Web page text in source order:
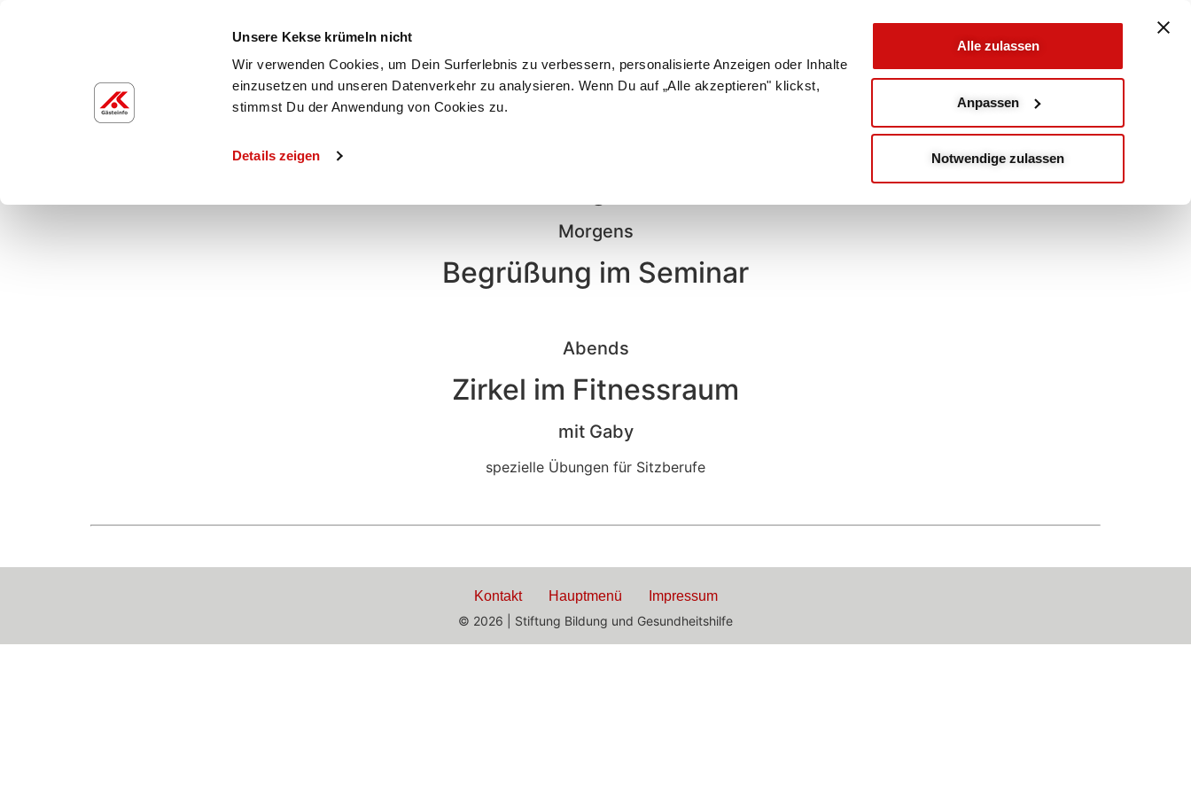
Unsere Kekse krümeln nicht
Wir verwenden Cookies, um Dein Surferlebnis zu verbessern, personalisierte Anzeigen oder Inhalte
einzusetzen und unseren Datenverkehr zu analysieren. Wenn Du auf „Alle akzeptieren" klickst,
stimmst Du der Anwendung von Cookies zu.
Details zeigen
Alle zulassen
Anpassen
Notwendige zulassen
Freizeit_2025.06.10
Morgens
Begrüßung im Seminar
Abends
Zirkel im Fitnessraum
mit Gaby
spezielle Übungen für Sitzberufe
Kontakt Hauptmenü
Impressum
© 2026 | Stiftung Bildung und Gesundheitshilfe